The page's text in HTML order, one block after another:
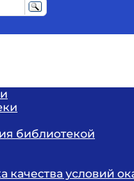
библиотекой
качества условий